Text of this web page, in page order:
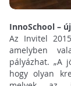
InnoSchool –
Az Invitel
amelyben
pályázhat. „A
hogy olyan